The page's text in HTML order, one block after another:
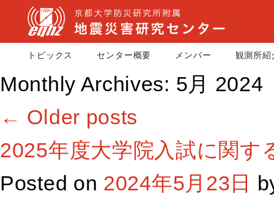
トピックス センター概要 メンバー 観測所紹
Monthly Archives: 5月 2024
← Older posts
2025年度大学院入試に関す
Posted on 2024年5月23日